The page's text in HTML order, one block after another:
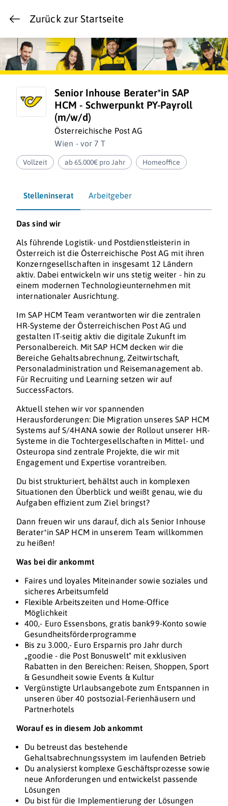
Zurück zur Startseite
Senior Inhouse Berater*in SAP
HCM - Schwerpunkt PY-Payroll
(m/w/d)
Österreichische Post AG
Wien - vor 7 T
Vollzeit ab 65.000€ pro Jahr Homeoffice
Stelleninserat Arbeitgeber
Das sind wir
Als führende Logistik- und Postdienstleisterin in
Österreich ist die Österreichische Post AG mit ihren
Konzerngesellschaften in insgesamt 12 Ländern
aktiv. Dabei entwickeln wir uns stetig weiter - hin zu
einem modernen Technologieunternehmen mit
internationaler Ausrichtung.
Im SAP HCM Team verantworten wir die zentralen
HR-Systeme der Österreichischen Post AG und
gestalten IT-seitig aktiv die digitale Zukunft im
Personalbereich. Mit SAP HCM decken wir die
Bereiche Gehaltsabrechnung, Zeitwirtschaft,
Personaladministration und Reisemanagement ab.
Für Recruiting und Learning setzen wir auf
SuccessFactors.
Aktuell stehen wir vor spannenden
Herausforderungen: Die Migration unseres SAP HCM
Systems auf S/4HANA sowie der Rollout unserer HR-
Systeme in die Tochtergesellschaften in Mittel- und
Osteuropa sind zentrale Projekte, die wir mit
Engagement und Expertise vorantreiben.
Du bist strukturiert, behältst auch in komplexen
Situationen den Überblick und weißt genau, wie du
Aufgaben effizient zum Ziel bringst?
Dann freuen wir uns darauf, dich als Senior Inhouse
Berater*in SAP HCM in unserem Team willkommen
zu heißen!
Was bei dir ankommt
Faires und loyales Miteinander sowie soziales und
sicheres Arbeitsumfeld
Flexible Arbeitszeiten und Home-Office
Möglichkeit
400,- Euro Essensbons, gratis bank99-Konto sowie
Gesundheitsförderprogramme
Bis zu 3.000,- Euro Ersparnis pro Jahr durch
„goodie - die Post Bonuswelt" mit exklusiven
Rabatten in den Bereichen: Reisen, Shoppen, Sport
& Gesundheit sowie Events & Kultur
Vergünstigte Urlaubsangebote zum Entspannen in
unseren über 40 postsozial-Ferienhäusern und
Partnerhotels
Worauf es in diesem Job ankommt
Du betreust das bestehende
Gehaltsabrechnungssystem im laufenden Betrieb
Du analysierst komplexe Geschäftsprozesse sowie
neue Anforderungen und entwickelst passende
Lösungen
Du bist für die Implementierung der Lösungen